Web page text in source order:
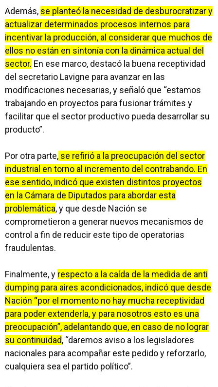
Además, se planteó la necesidad de desburocratizar y
actualizar determinados procesos internos para
incentivar la producción, al considerar que muchos de
ellos no están en sintonía con la dinámica actual del
sector. En ese marco, destacó la buena receptividad
del secretario Lavigne para avanzar en las
modificaciones necesarias, y señaló que “estamos
trabajando en proyectos para fusionar trámites y
facilitar que el sector productivo pueda desarrollar su
producto”.
Por otra parte, se refirió a la preocupación del sector
industrial en torno al incremento del contrabando. En
ese sentido, indicó que existen distintos proyectos
en la Cámara de Diputados para abordar esta
problemática, y que desde Nación se
comprometieron a generar nuevos mecanismos de
control a fin de reducir este tipo de operatorias
fraudulentas.
Finalmente, y respecto a la caída de la medida de anti
dumping para aires acondicionados, indicó que desde
Nación “por el momento no hay mucha receptividad
para poder extenderla, y para nosotros esto es una
preocupación”, adelantando que, en caso de no lograr
su continuidad, “daremos aviso a los legisladores
nacionales para acompañar este pedido y reforzarlo,
cualquiera sea el partido político”.